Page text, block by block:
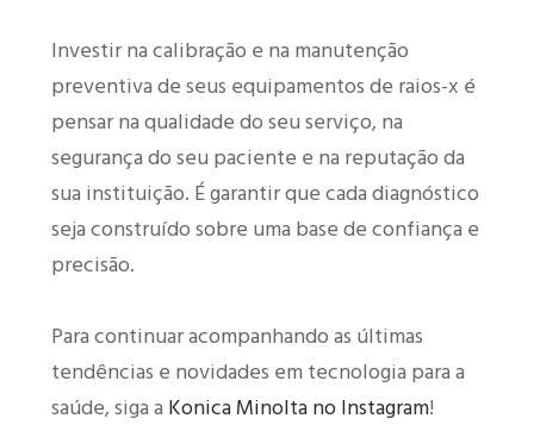
Investir na calibração e na manutenção
preventiva de seus equipamentos de raios-x é
pensar na qualidade do seu serviço, na
segurança do seu paciente e na reputação da
sua instituição. É garantir que cada diagnóstico
seja construído sobre uma base de confiança e
precisão.
Para continuar acompanhando as últimas
tendências e novidades em tecnologia para a
saúde, siga a Konica Minolta no Instagram!